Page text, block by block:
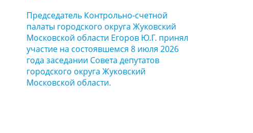
Председатель Контрольно-счетной
палаты городского округа Жуковский
Московской области Егоров Ю.Г. принял
участие на состоявшемся 8 июля 2026
года заседании Совета депутатов
городского округа Жуковский
Московской области.